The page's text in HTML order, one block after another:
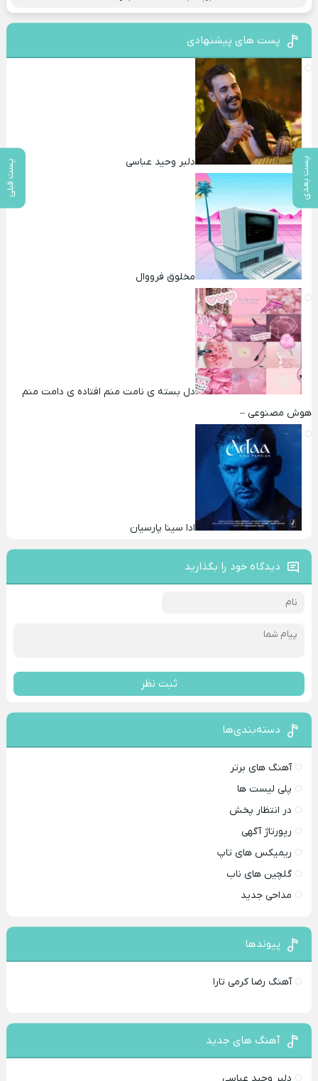
پست بعدی پست قبلی
پست های پیشنهادی
دلبر وحید عباسی
مخلوق فرووال
دل بسته ی نامت منم افتاده ی دامت منم
هوش مصنوعی –
ادا سینا پارسیان
دیدگاه خود را بگذارید
ثبت نظر
دسته‌بندی‌ها
آهنگ های برتر
پلی لیست ها
در انتظار پخش
رپورتاژ آگهی
ریمیکس های تاپ
گلچین های ناب
مداحی جدید
پیوندها
آهنگ رضا کرمی تارا
آهنگ های جدید